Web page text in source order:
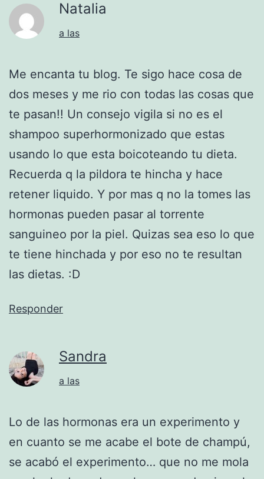
Natalia
a las
Me encanta tu blog. Te sigo hace cosa de
dos meses y me rio con todas las cosas que
te pasan!! Un consejo vigila si no es el
shampoo superhormonizado que estas
usando lo que esta boicoteando tu dieta.
Recuerda q la pildora te hincha y hace
retener liquido. Y por mas q no la tomes las
hormonas pueden pasar al torrente
sanguineo por la piel. Quizas sea eso lo que
te tiene hinchada y por eso no te resultan
las dietas. :D
Responder
Sandra
a las
Lo de las hormonas era un experimento y
en cuanto se me acabe el bote de champú,
se acabó el experimento… que no me mola